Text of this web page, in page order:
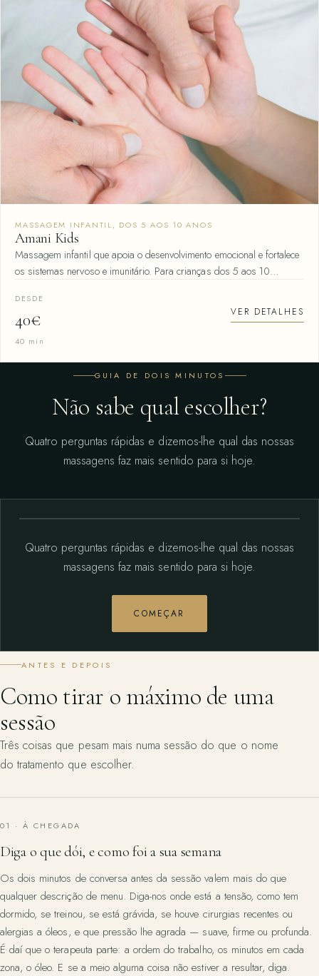
MASSAGEM INFANTIL, DOS 5 AOS 10 ANOS
Amani Kids
Massagem infantil que apoia o desenvolvimento emocional e fortalece
os sistemas nervoso e imunitário. Para crianças dos 5 aos 10…
DESDE
40€ VER DETALHES
40 min
GUIA DE DOIS MINUTOS
Não sabe qual escolher?
Quatro perguntas rápidas e dizemos-lhe qual das nossas
massagens faz mais sentido para si hoje.
Quatro perguntas rápidas e dizemos-lhe qual das nossas
massagens faz mais sentido para si hoje.
COMEÇAR
ANTES E DEPOIS
Como tirar o máximo de uma
sessão
Três coisas que pesam mais numa sessão do que o nome
do tratamento que escolher.
01 · À CHEGADA
Diga o que dói, e como foi a sua semana
Os dois minutos de conversa antes da sessão valem mais do que
qualquer descrição de menu. Diga-nos onde está a tensão, como tem
dormido, se treinou, se está grávida, se houve cirurgias recentes ou
alergias a óleos, e que pressão lhe agrada — suave, firme ou profunda.
É daí que o terapeuta parte: a ordem do trabalho, os minutos em cada
zona, o óleo. E se a meio alguma coisa não estiver a resultar, diga.